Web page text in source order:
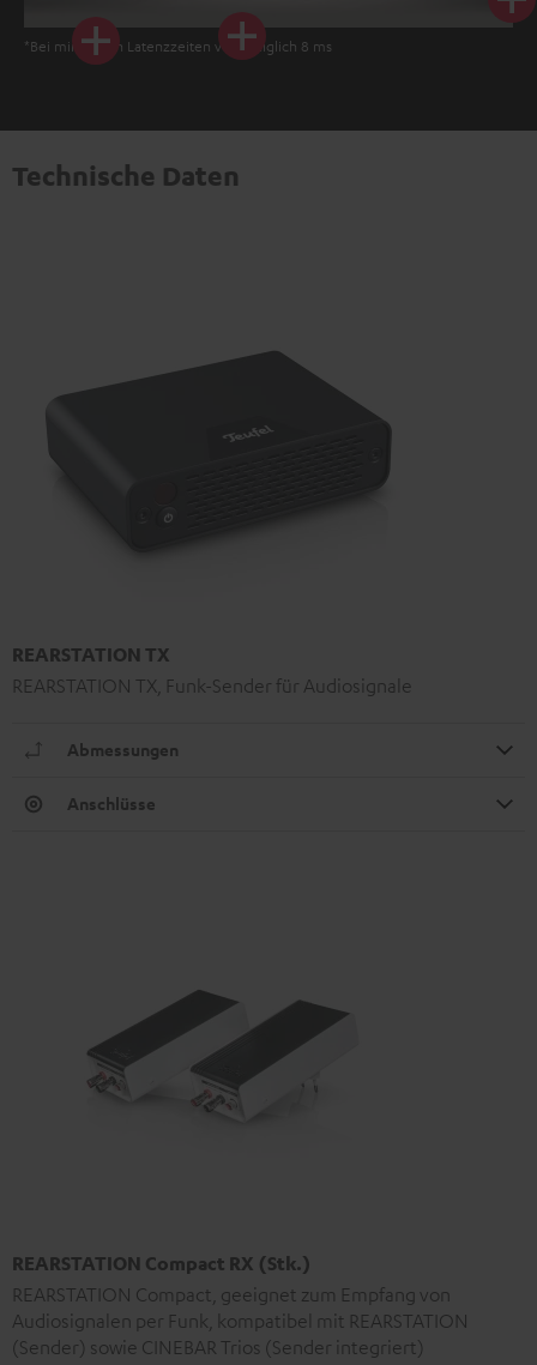
*Bei minimalen Latenzzeiten von lediglich 8 ms
Technische Daten
REARSTATION TX
REARSTATION TX, Funk-Sender für Audiosignale
Abmessungen
Anschlüsse
REARSTATION Compact RX (Stk.)
REARSTATION Compact, geeignet zum Empfang von
Audiosignalen per Funk, kompatibel mit REARSTATION
(Sender) sowie CINEBAR Trios (Sender integriert)